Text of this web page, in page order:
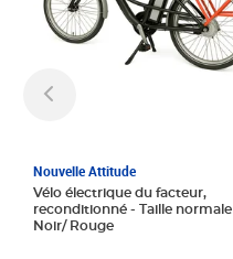
Nouvelle Attitude
Vélo électrique du facteur,
reconditionné - Taille normale -
Noir/ Rouge